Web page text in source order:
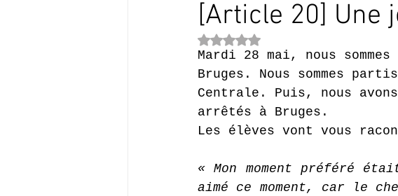
[Article 20] Une
Noté NaN étoiles sur 5.
Mardi 28 mai, nous
Bruges. Nous sommes
Centrale. Puis, nous
arrêtés à Bruges.
Les élèves vont vous
« Mon moment préféré
aimé ce moment, car le